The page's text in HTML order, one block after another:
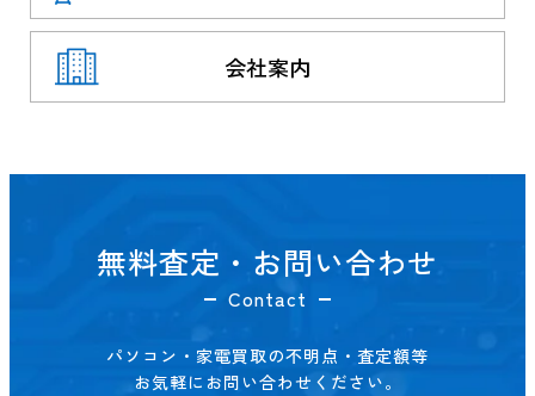
会社案内
無料査定・お問い合わせ
Contact
パソコン・家電買取の不明点・査定額等
お気軽にお問い合わせください。